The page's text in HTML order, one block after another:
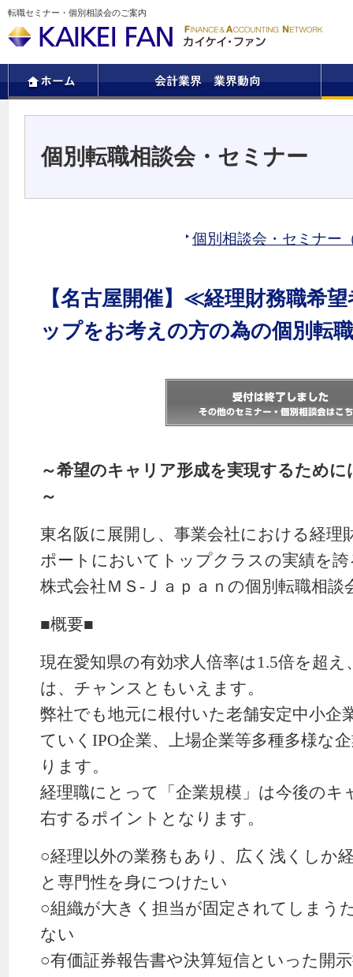
転職セミナー・個別相談会のご案内
個別転職相談会・セミナー
個別相談会・セミナー
【名古屋開催】≪経理財務職希
ップをお考えの方の為の個別転
～希望のキャリア形成を実現するため
～
東名阪に展開し、事業会社における経理
ポートにおいてトップクラスの実績を誇
株式会社ＭＳ-Ｊａｐａｎの個別転職相談
■概要■
現在愛知県の有効求人倍率は1.5倍を超
は、チャンスともいえます。
弊社でも地元に根付いた老舗安定中小企
ていくIPO企業、上場企業等多種多様な
ります。
経理職にとって「企業規模」は今後の
右するポイントとなります。
○経理以外の業務もあり、広く浅くしか
と専門性を身につけたい
○組織が大きく担当が固定されてしまう
ない
○有価証券報告書や決算短信といった開